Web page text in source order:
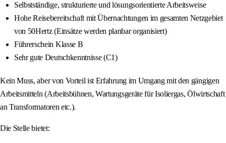
Selbstständige, strukturierte und lösungsorientierte Arbeitsweise
Hohe Reisebereitschaft mit Übernachtungen im gesamten Netzgebiet
von 50Hertz (Einsätze werden planbar organisiert)
Führerschein Klasse B
Sehr gute Deutschkenntnisse (C1)
Kein Muss, aber von Vorteil ist Erfahrung im Umgang mit den gängigen
Arbeitsmitteln (Arbeitsbühnen, Wartungsgeräte für Isoliergas, Ölwirtschaft
an Transformatoren etc.).
Die Stelle bietet: